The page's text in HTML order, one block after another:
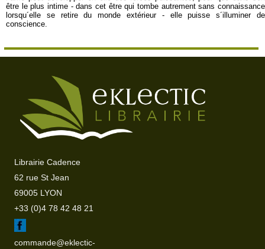
être le plus intime - dans cet être qui tombe autrement sans connaissance
lorsqu´elle se retire du monde extérieur - elle puisse s´illuminer de
conscience.
Librairie Cadence
62 rue St Jean
69005 LYON
+33 (0)4 78 42 48 21
commande@eklectic-